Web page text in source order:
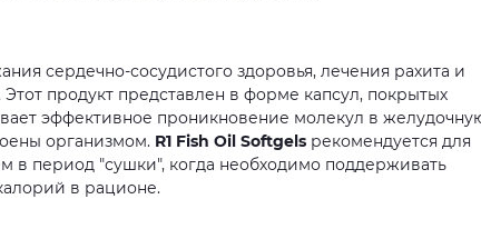
сердечно-сосудистого здоровья, лечения рахита и
Этот продукт представлен в форме капсул, покрытых
эффективное проникновение молекул в
организмом. R1 Fish Oil Softgels рекомендуется для
в период "сушки", когда необходимо поддерживать
в рационе.